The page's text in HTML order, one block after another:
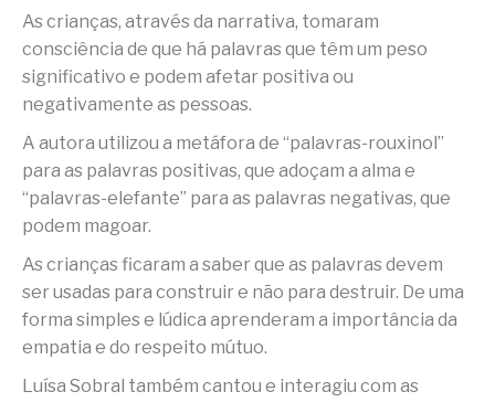
As crianças, através da narrativa, tomaram
consciência de que há palavras que têm um peso
significativo e podem afetar positiva ou
negativamente as pessoas.
A autora utilizou a metáfora de “palavras-rouxinol”
para as palavras positivas, que adoçam a alma e
“palavras-elefante” para as palavras negativas, que
podem magoar.
As crianças ficaram a saber que as palavras devem
ser usadas para construir e não para destruir. De uma
forma simples e lúdica aprenderam a importância da
empatia e do respeito mútuo.
Luísa Sobral também cantou e interagiu com as